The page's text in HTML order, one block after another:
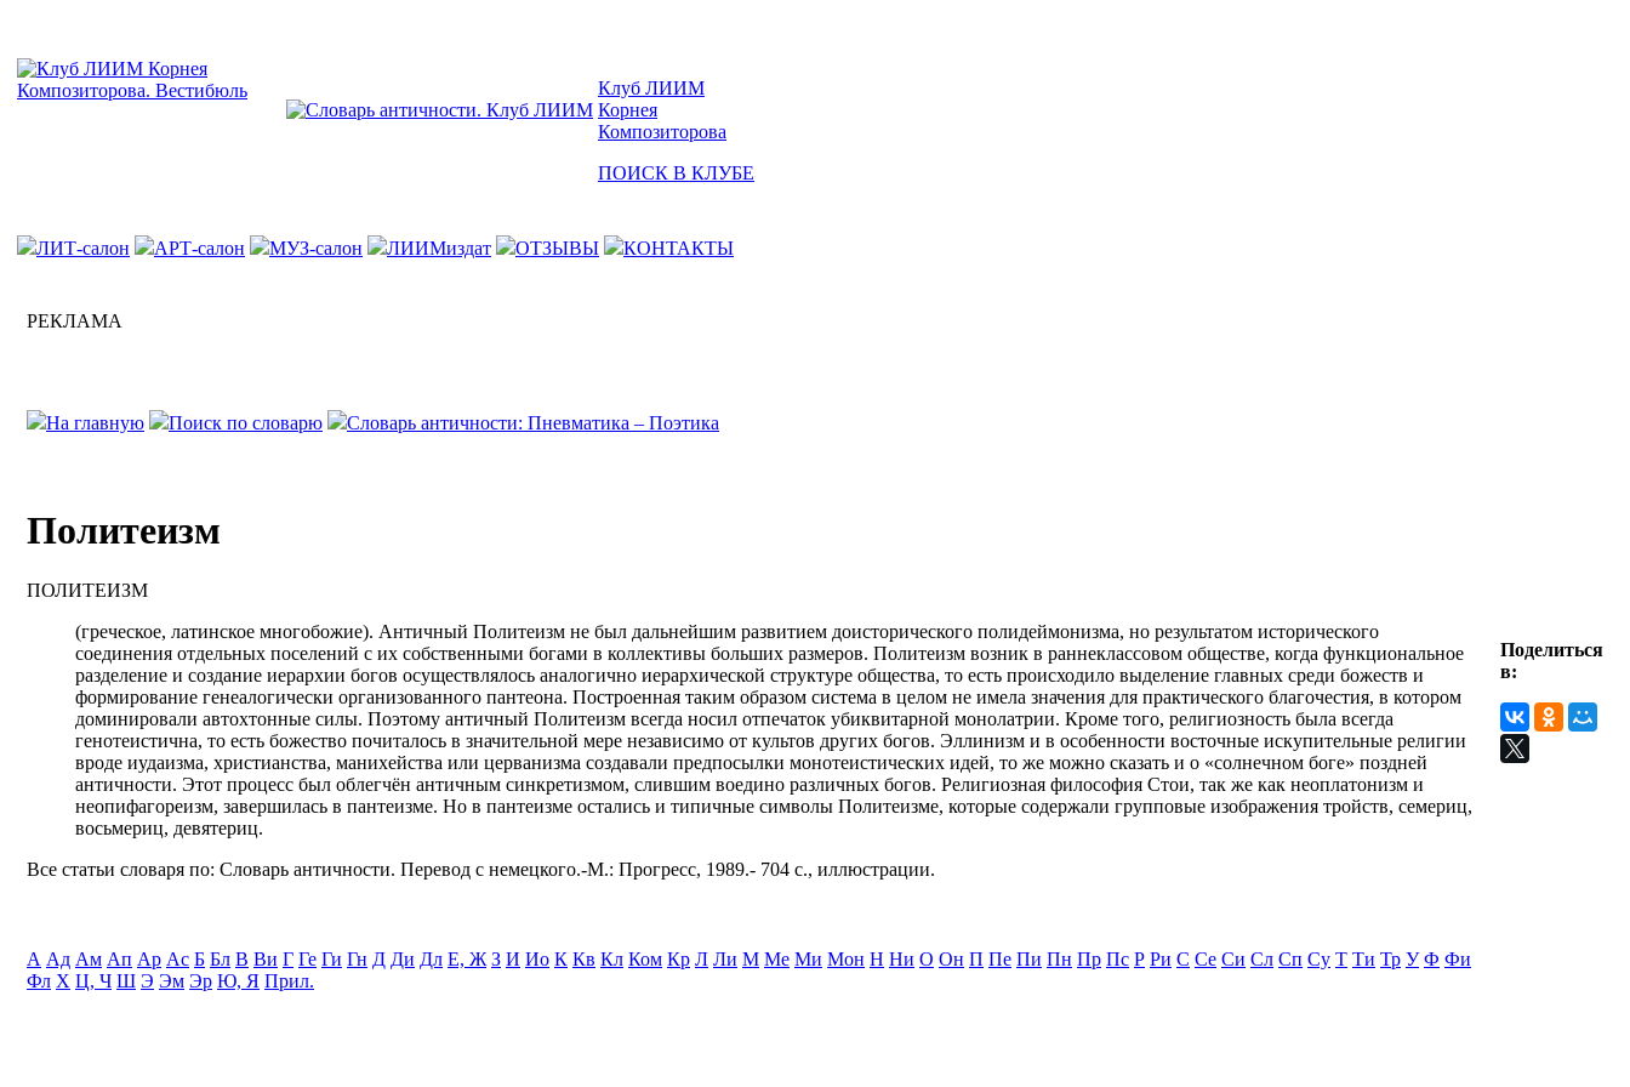
Клуб ЛИИМ
Корнея
Композиторова
ПОИСК В КЛУБЕ
ЛИТ-салон АРТ-салон МУЗ-салон ЛИИМиздат ОТЗЫВЫ КОНТАКТЫ
РЕКЛАМА
На главную Поиск по словарю Словарь античности: Пневматика – Поэтика
Политеизм
ПОЛИТЕИЗМ
(греческое, латинское многобожие). Античный Политеизм не был дальнейшим развитием доисторического полидеймонизма, но результатом исторического
соединения отдельных поселений с их собственными богами в коллективы больших размеров. Политеизм возник в раннеклассовом обществе, когда функциональное
разделение и создание иерархии богов осуществлялось аналогично иерархической структуре общества, то есть происходило выделение главных среди божеств и
формирование генеалогически организованного пантеона. Построенная таким образом система в целом не имела значения для практического благочестия, в котором
доминировали автохтонные силы. Поэтому античный Политеизм всегда носил отпечаток убиквитарной монолатрии. Кроме того, религиозность была всегда
генотеистична, то есть божество почиталось в значительной мере независимо от культов других богов. Эллинизм и в особенности восточные искупительные религии
вроде иудаизма, христианства, манихейства или церванизма создавали предпосылки монотеистических идей, то же можно сказать и о «солнечном боге» поздней
античности. Этот процесс был облегчён античным синкретизмом, слившим воедино различных богов. Религиозная философия Стои, так же как неоплатонизм и
неопифагореизм, завершилась в пантеизме. Но в пантеизме остались и типичные символы Политеизме, которые содержали групповые изображения тройств, семериц,
восьмериц, девятериц.
Все статьи словаря по: Словарь античности. Перевод с немецкого.-М.: Прогресс, 1989.- 704 с., иллюстрации.
А Ад Ам Ап Ар Ас Б Бл В Ви Г Ге Ги Гн Д Ди Дл Е, Ж З И Ио К Кв Кл Ком Кр Л Ли М Ме Ми Мон Н Ни О Он П Пе Пи Пн Пр Пс Р Ри С Се Си Сл Сп Су Т Ти Тр У Ф Фи
Фл Х Ц, Ч Ш Э Эм Эр Ю, Я Прил.
Поделиться
в: